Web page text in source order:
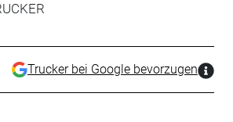
Trucker bei Google bevorzugen